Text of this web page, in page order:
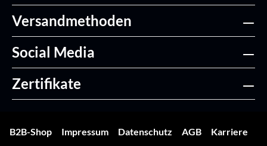
Versandmethoden
Social Media
Zertifikate
B2B-Shop Impressum Datenschutz AGB Karriere